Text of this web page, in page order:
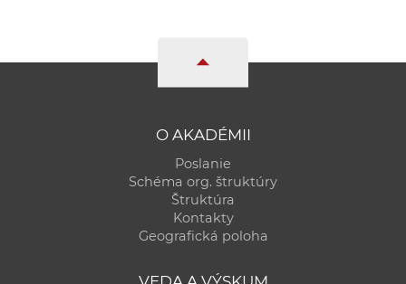
O AKADÉMII
Poslanie
Schéma org. štruktúry
Štruktúra
Kontakty
Geografická poloha